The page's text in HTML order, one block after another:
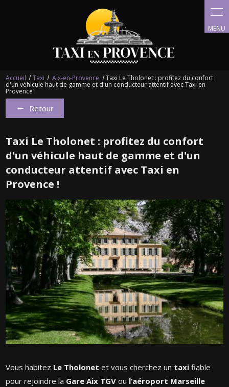
Accueil Taxi Aix-en-Provence Taxi Le Tholonet : profitez du confort
d'un véhicule haut de gamme et d'un conducteur attentif avec Taxi en
Provence !
Retour
Taxi Le Tholonet : profitez du confort
d'un véhicule haut de gamme et d'un
conducteur attentif avec Taxi en
Provence !
Vous habitez Le Tholonet et vous cherchez un taxi fiable
pour rejoindre la Gare Aix TGV ou l’aéroport Marseille